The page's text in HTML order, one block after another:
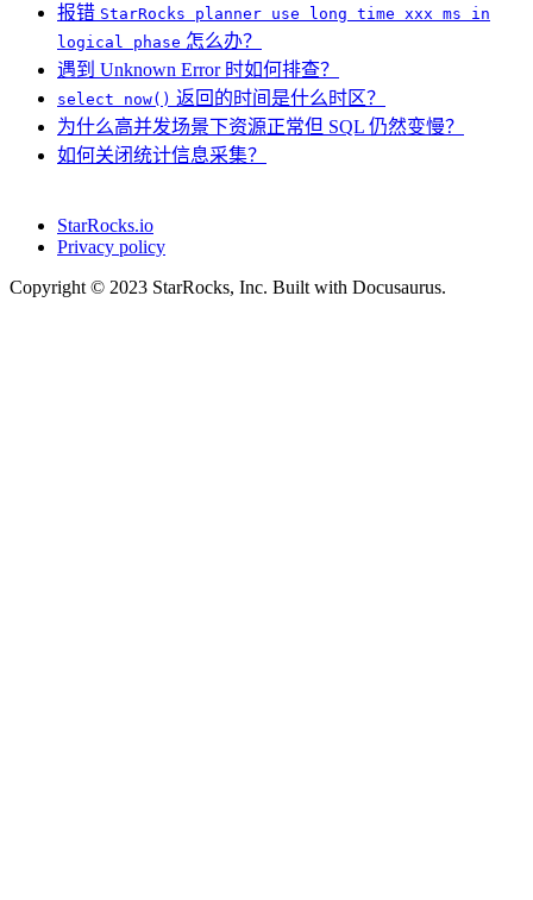
报错 StarRocks planner use long time xxx ms in
logical phase 怎么办？
遇到 Unknown Error 时如何排查？
select now() 返回的时间是什么时区？
为什么高并发场景下资源正常但 SQL 仍然变慢？
如何关闭统计信息采集？
StarRocks.io
Privacy policy
Copyright © 2023 StarRocks, Inc. Built with Docusaurus.